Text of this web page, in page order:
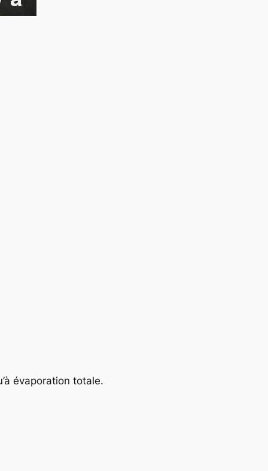
évaporation totale.